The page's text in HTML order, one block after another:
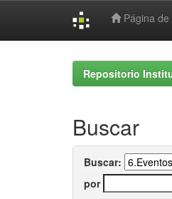
Página de
Repositorio
Buscar
Buscar:
por